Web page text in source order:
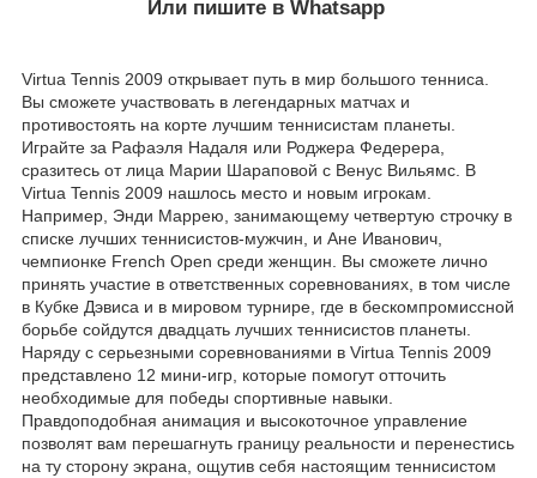
Или пишите в Whatsapp
Virtua Tennis 2009 открывает путь в мир большого тенниса.
Вы сможете участвовать в легендарных матчах и
противостоять на корте лучшим теннисистам планеты.
Играйте за Рафаэля Надаля или Роджера Федерера,
сразитесь от лица Марии Шараповой с Венус Вильямс. В
Virtua Tennis 2009 нашлось место и новым игрокам.
Например, Энди Маррею, занимающему четвертую строчку в
списке лучших теннисистов-мужчин, и Ане Иванович,
чемпионке French Open среди женщин. Вы сможете лично
принять участие в ответственных соревнованиях, в том числе
в Кубке Дэвиса и в мировом турнире, где в бескомпромиссной
борьбе сойдутся двадцать лучших теннисистов планеты.
Наряду с серьезными соревнованиями в Virtua Tennis 2009
представлено 12 мини-игр, которые помогут отточить
необходимые для победы спортивные навыки.
Правдоподобная анимация и высокоточное управление
позволят вам перешагнуть границу реальности и перенестись
на ту сторону экрана, ощутив себя настоящим теннисистом